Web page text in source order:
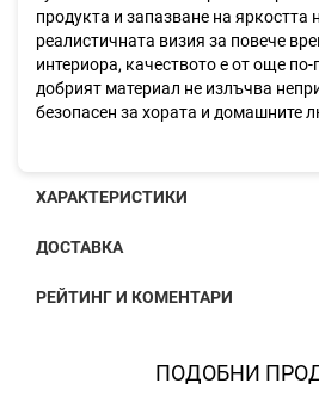
продукта и запазване на яркостта
реалистичната визия за повече
интериора, качеството е от още
добрият материал не излъчва
безопасен за хората и домашните
ХАРАКТЕРИСТИКИ
ДОСТАВКА
РЕЙТИНГ И КОМЕНТАРИ
ПОДОБНИ